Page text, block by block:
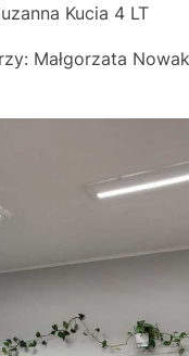
Kucia 4 LT
Małgorzata